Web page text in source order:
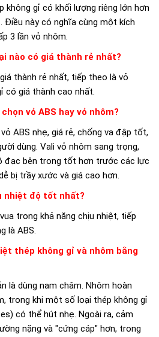
không gỉ có khối lượng riêng lớn hơn
Điều này có nghĩa cùng một kích
3 lần vỏ nhôm.
nào có giá thành rẻ nhất?
thành rẻ nhất, tiếp theo là vỏ
có giá thành cao nhất.
vỏ ABS hay vỏ nhôm?
ABS nhẹ, giá rẻ, chống va đập tốt,
dùng. Vali vỏ nhôm sang trọng,
đạc bên trong tốt hơn trước các lực
bị trầy xước và giá cao hơn.
nhiệt độ tốt nhất?
trong khả năng chịu nhiệt, tiếp
là ABS.
thép không gỉ và nhôm bằng
là dùng nam châm. Nhôm hoàn
trong khi một số loại thép không gỉ
có thể hút nhẹ. Ngoài ra, cảm
nặng và "cứng cáp" hơn, trong